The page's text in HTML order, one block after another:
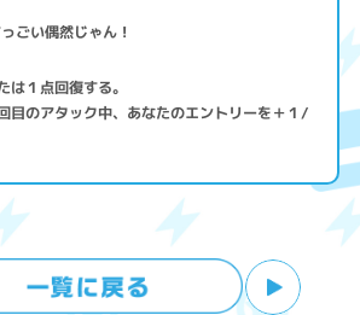
ごい偶然じゃん！
は１点回復する。
目のアタック中、あなたのエントリーを＋１/